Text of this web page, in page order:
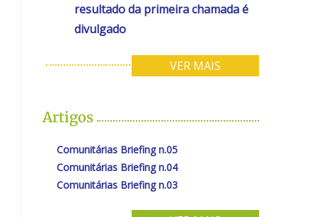
resultado da primeira chamada é
divulgado
VER MAIS
Artigos
Comunitárias Briefing n.05
Comunitárias Briefing n.04
Comunitárias Briefing n.03